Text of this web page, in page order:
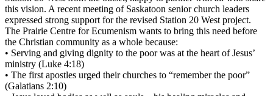
this vision. A recent meeting of Saskatoon senior church leaders
expressed strong support for the revised Station 20 West project.
The Prairie Centre for Ecumenism wants to bring this need before
the Christian community as a whole because:
• Serving and giving dignity to the poor was at the heart of Jesus’
ministry (Luke 4:18)
• The first apostles urged their churches to “remember the poor”
(Galatians 2:10)